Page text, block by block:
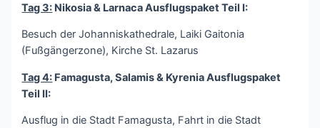
Tag 3: Nikosia & Larnaca Ausflugspaket Teil I:
Besuch der Johanniskathedrale, Laiki Gaitonia
(Fußgängerzone), Kirche St. Lazarus
Tag 4: Famagusta, Salamis & Kyrenia Ausflugspaket
Teil II:
Ausflug in die Stadt Famagusta, Fahrt in die Stadt